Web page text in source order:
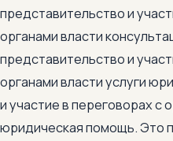
представительство и
органами власти
представительство и
органами власти услуги
и участие в переговорах с
юридическая помощь. Это